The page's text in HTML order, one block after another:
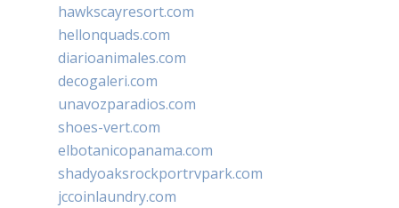
hawkscayresort.com
hellonquads.com
diarioanimales.com
decogaleri.com
unavozparadios.com
shoes-vert.com
elbotanicopanama.com
shadyoaksrockportrvpark.com
jccoinlaundry.com